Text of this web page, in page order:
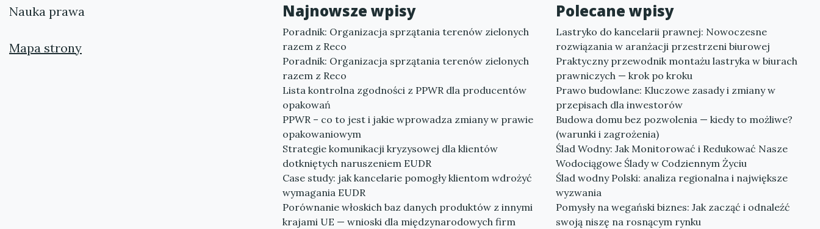
Nauka prawa
Mapa strony
Najnowsze wpisy
Poradnik: Organizacja sprzątania terenów zielonych
razem z Reco
Poradnik: Organizacja sprzątania terenów zielonych
razem z Reco
Lista kontrolna zgodności z PPWR dla producentów
opakowań
PPWR – co to jest i jakie wprowadza zmiany w prawie
opakowaniowym
Strategie komunikacji kryzysowej dla klientów
dotkniętych naruszeniem EUDR
Case study: jak kancelarie pomogły klientom wdrożyć
wymagania EUDR
Porównanie włoskich baz danych produktów z innymi
krajami UE — wnioski dla międzynarodowych firm
Polecane wpisy
Lastryko do kancelarii prawnej: Nowoczesne
rozwiązania w aranżacji przestrzeni biurowej
Praktyczny przewodnik montażu lastryka w biurach
prawniczych — krok po kroku
Prawo budowlane: Kluczowe zasady i zmiany w
przepisach dla inwestorów
Budowa domu bez pozwolenia — kiedy to możliwe?
(warunki i zagrożenia)
Ślad Wodny: Jak Monitorować i Redukować Nasze
Wodociągowe Ślady w Codziennym Życiu
Ślad wodny Polski: analiza regionalna i największe
wyzwania
Pomysły na wegański biznes: Jak zacząć i odnaleźć
swoją niszę na rosnącym rynku